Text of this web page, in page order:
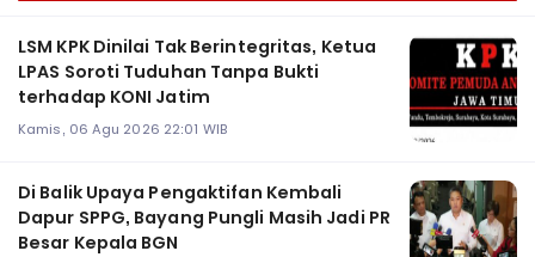
LSM KPK Dinilai Tak Berintegritas, Ketua
LPAS Soroti Tuduhan Tanpa Bukti
terhadap KONI Jatim
Kamis, 06 Agu 2026 22:01 WIB
Di Balik Upaya Pengaktifan Kembali
Dapur SPPG, Bayang Pungli Masih Jadi PR
Besar Kepala BGN